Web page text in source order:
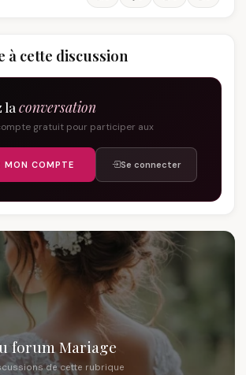
à cette discussion
la conversation
gratuit pour participer aux
MON COMPTE Se connecter
forum Mariage
de cette rubrique